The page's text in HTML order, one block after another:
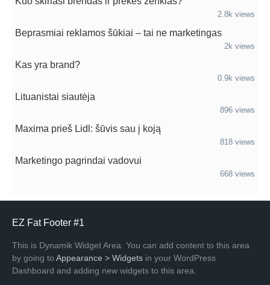
2.8k views
Beprasmiai reklamos šūkiai – tai ne marketingas
2k views
Kas yra brand?
0.9k views
Lituanistai siautėja
896 views
Maxima prieš Lidl: šūvis sau į koją
818 views
Marketingo pagrindai vadovui
668 views
EZ Fat Footer #1
This is Dynamik Widget Area. You can add content to this area
by going to Appearance > Widgets in your WordPress
Dashboard and adding new widgets to this area.